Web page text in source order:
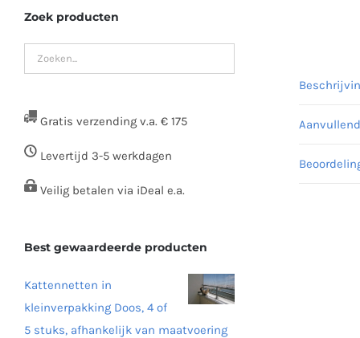
Zoek producten
Gratis verzending v.a. € 175
Levertijd 3-5 werkdagen
Veilig betalen via iDeal e.a.
Best gewaardeerde producten
Kattennetten in
kleinverpakking Doos, 4 of
5 stuks, afhankelijk van maatvoering